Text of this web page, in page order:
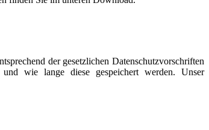
der gesetzlichen Datenschutzvorschriften
wie lange diese gespeichert werden. Unser